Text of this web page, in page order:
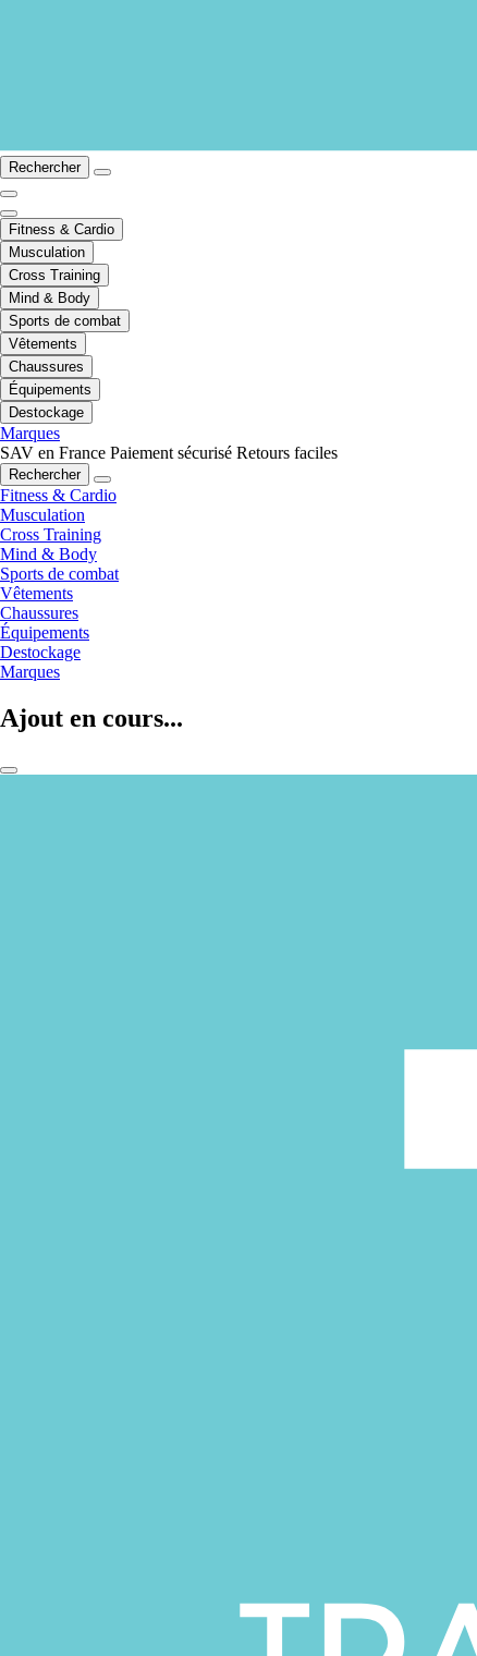
Rechercher
Fitness & Cardio
Musculation
Cross Training
Mind & Body
Sports de combat
Vêtements
Chaussures
Équipements
Destockage
Marques
SAV en France Paiement sécurisé Retours faciles
Rechercher
Fitness & Cardio
Musculation
Cross Training
Mind & Body
Sports de combat
Vêtements
Chaussures
Équipements
Destockage
Marques
Ajout en cours...